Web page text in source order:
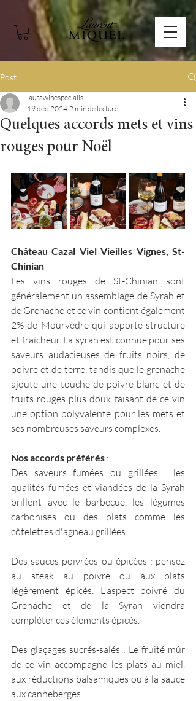
Post
Quelques accords mets et vins
rouges pour Noël
laurawinespecialis
19 déc. 2024 2 min de lecture
Château Cazal Viel Vieilles Vignes, St-
Chinian
Les vins rouges de St-Chinian sont
généralement un assemblage de Syrah et
de Grenache et ce vin contient également
2% de Mourvèdre qui apporte structure
et fraîcheur. La syrah est connue pour ses
saveurs audacieuses de fruits noirs, de
poivre et de terre, tandis que le grenache
ajoute une touche de poivre blanc et de
fruits rouges plus doux, faisant de ce vin
une option polyvalente pour les mets et
ses nombreuses saveurs complexes.
Nos accords préférés :
Des saveurs fumées ou grillées : les
qualités fumées et viandées de la Syrah
brillent avec le barbecue, les légumes
carbonisés ou des plats comme les
côtelettes d'agneau grillées.
Des sauces poivrées ou épicées : pensez
au steak au poivre ou aux plats
légèrement épicés. L'aspect poivré du
Grenache et de la Syrah viendra
compléter ces éléments épicés.
Des glaçages sucrés-salés : Le fruité mûr
de ce vin accompagne les plats au miel,
aux réductions balsamiques ou à la sauce
aux canneberges